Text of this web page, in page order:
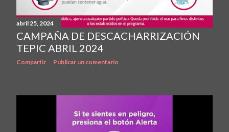
abril 25, 2024
CAMPAÑA DE DESCACHARRIZACIÓN
TEPIC ABRIL 2024
Compartir Publicar un comentario